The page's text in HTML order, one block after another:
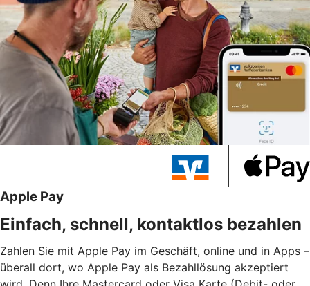
Apple Pay
Einfach, schnell, kontaktlos bezahlen
Zahlen Sie mit Apple Pay im Geschäft, online und in Apps –
überall dort, wo Apple Pay als Bezahllösung akzeptiert